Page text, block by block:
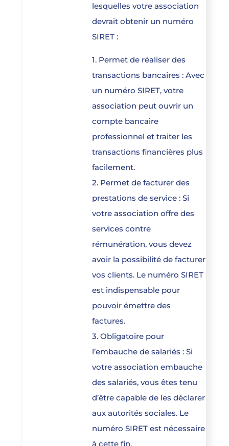
lesquelles votre association
devrait obtenir un numéro
SIRET :
1. Permet de réaliser des
transactions bancaires : Avec
un numéro SIRET, votre
association peut ouvrir un
compte bancaire
professionnel et traiter les
transactions financières plus
facilement.
2. Permet de facturer des
prestations de service : Si
votre association offre des
services contre
rémunération, vous devez
avoir la possibilité de facturer
vos clients. Le numéro SIRET
est indispensable pour
pouvoir émettre des
factures.
3. Obligatoire pour
l’embauche de salariés : Si
votre association embauche
des salariés, vous êtes tenu
d’être capable de les déclarer
aux autorités sociales. Le
numéro SIRET est nécessaire
à cette fin.